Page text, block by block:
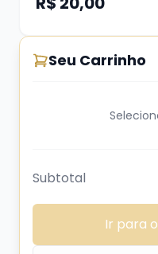
99624 3444
a
O ingresso é
Seu Carrinho
Subtotal
Ir para